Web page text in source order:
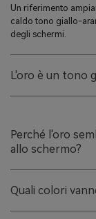
Un riferimento
caldo tono giallo-
degli schermi.
L'oro è un tono
Perché l'oro
allo schermo?
(CMYK), in modo
Quali colori